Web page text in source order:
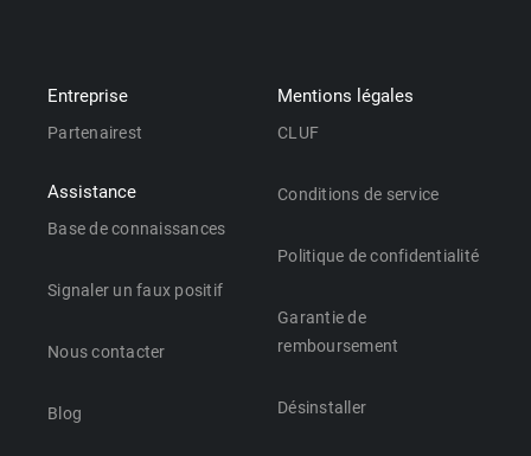
Entreprise
Partenairest
Assistance
Base de connaissances
Signaler un faux positif
Nous contacter
Blog
Mentions légales
CLUF
Conditions de service
Politique de confidentialité
Garantie de
remboursement
Désinstaller